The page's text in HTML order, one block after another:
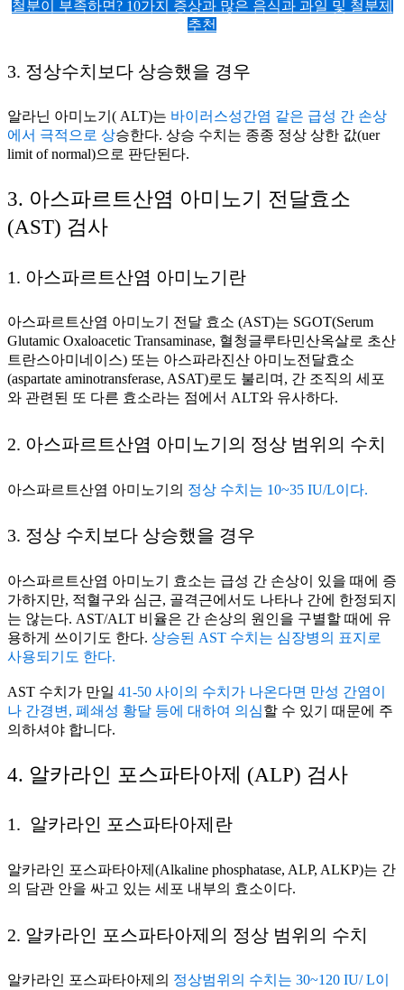
철분이 부족하면? 10가지 증상과 많은 음식과 과일 및 철분제
추천
3. 정상수치보다 상승했을 경우
알라닌 아미노기( ALT)는 바이러스성간염 같은 급성 간 손상
에서 극적으로 상승한다. 상승 수치는 종종 정상 상한 값(uer
limit of normal)으로 판단된다.
3. 아스파르트산염 아미노기 전달효소
(AST) 검사
1. 아스파르트산염 아미노기란
아스파르트산염 아미노기 전달 효소 (AST)는 SGOT(Serum
Glutamic Oxaloacetic Transaminase, 혈청글루타민산옥살로 초산
트란스아미네이스) 또는 아스파라진산 아미노전달효소
(aspartate aminotransferase, ASAT)로도 불리며, 간 조직의 세포
와 관련된 또 다른 효소라는 점에서 ALT와 유사하다.
2. 아스파르트산염 아미노기의 정상 범위의 수치
아스파르트산염 아미노기의 정상 수치는 10~35 IU/L이다.
3. 정상 수치보다 상승했을 경우
아스파르트산염 아미노기 효소는 급성 간 손상이 있을 때에 증
가하지만, 적혈구와 심근, 골격근에서도 나타나 간에 한정되지
는 않는다. AST/ALT 비율은 간 손상의 원인을 구별할 때에 유
용하게 쓰이기도 한다. 상승된 AST 수치는 심장병의 표지로
사용되기도 한다.
AST 수치가 만일 41-50 사이의 수치가 나온다면 만성 간염이
나 간경변, 폐쇄성 황달 등에 대하여 의심할 수 있기 때문에 주
의하셔야 합니다.
4. 알카라인 포스파타아제 (ALP) 검사
1. 알카라인 포스파타아제란
알카라인 포스파타아제(Alkaline phosphatase, ALP, ALKP)는 간
의 담관 안을 싸고 있는 세포 내부의 효소이다.
2. 알카라인 포스파타아제의 정상 범위의 수치
알카라인 포스파타아제의 정상범위의 수치는 30~120 IU/ L이